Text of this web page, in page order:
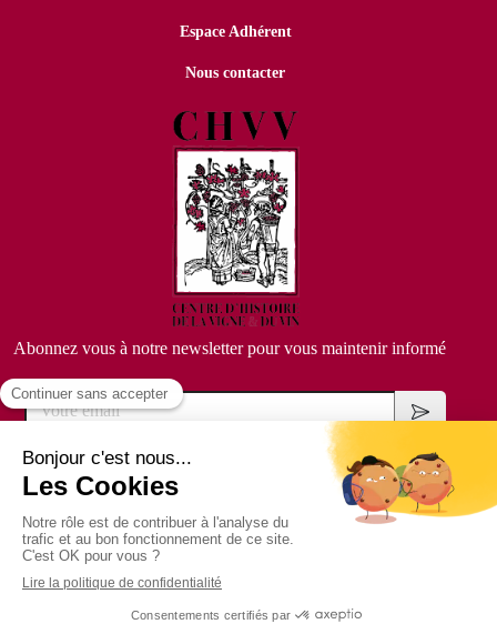
Espace Adhérent
Nous contacter
Abonnez vous à notre newsletter pour vous maintenir informé
Votre email
Cookies
Création et référencement du site par